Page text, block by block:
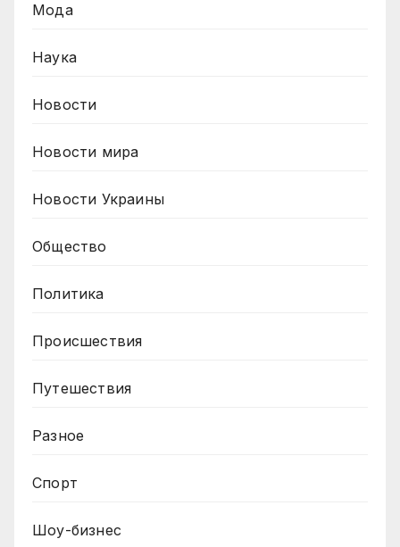
Мода
Наука
Новости
Новости мира
Новости Украины
Общество
Политика
Происшествия
Путешествия
Разное
Спорт
Шоу-бизнес